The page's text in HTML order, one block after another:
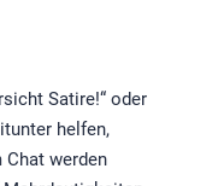
Satire!“ oder
helfen,
Chat werden